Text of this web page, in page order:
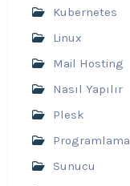
Kubernetes
Linux
Mail Hosting
Nasıl Yapılır
Plesk
Programlama
Sunucu